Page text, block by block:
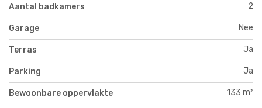
Aantal badkamers 2
Garage Nee
Terras Ja
Parking Ja
Bewoonbare oppervlakte 133 m²